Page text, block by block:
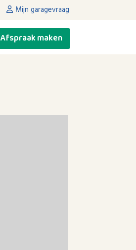
Mijn garagevraag
Afspraak maken